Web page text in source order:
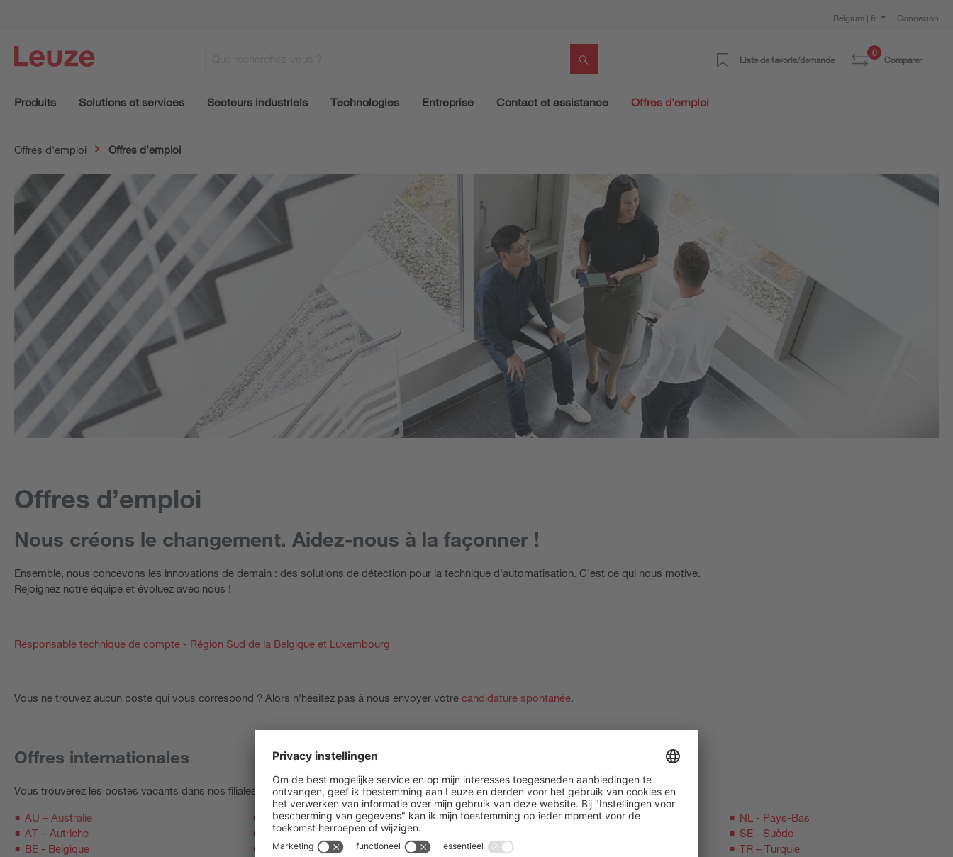
Belgium | fr Connexion
Liste de favoris/demande
0
Comparer
Produits Solutions et services Secteurs industriels Technologies Entreprise Contact et assistance Offres d'emploi
Offres d'emploi Offres d’emploi
Offres d’emploi
Nous créons le changement. Aidez-nous à la façonner !
Ensemble, nous concevons les innovations de demain : des solutions de détection pour la technique d'automatisation. C'est ce qui nous motive.
Rejoignez notre équipe et évoluez avec nous !
Responsable technique de compte - Région Sud de la Belgique et Luxembourg
Vous ne trouvez aucun poste qui vous correspond ? Alors n'hésitez pas à nous envoyer votre candidature spontanée.
Offres internationales
Vous trouverez les postes vacants dans nos filiales sur les sites internet correspondants :
AU – Australie
AT – Autriche
BE - Belgique
CZ – République Tchèque
DK - Danemark
DE - Allemagne
IN – Inde
KR – Corée
NL - Pays-Bas
SE - Suède
TR – Turquie